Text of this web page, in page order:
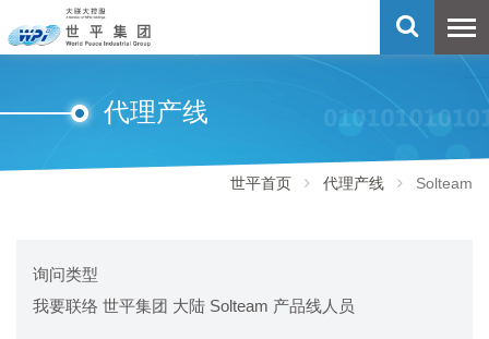
代理产线
世平首页 代理产线 Solteam
询问类型
我要联络 世平集团 大陆 Solteam 产品线人员